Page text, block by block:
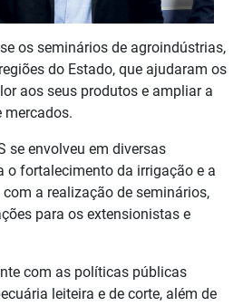
os seminários de agroindústrias,
do Estado, que ajudaram os
aos seus produtos e ampliar a
mercados.
se envolveu em diversas
o fortalecimento da irrigação e a
a realização de seminários,
para os extensionistas e
com as políticas públicas
leiteira e de corte, além de